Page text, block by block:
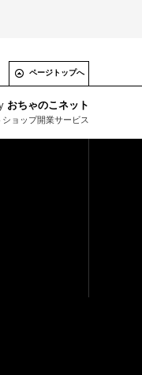
ページトップへ
おちゃのこネット
ョップ開業サービス